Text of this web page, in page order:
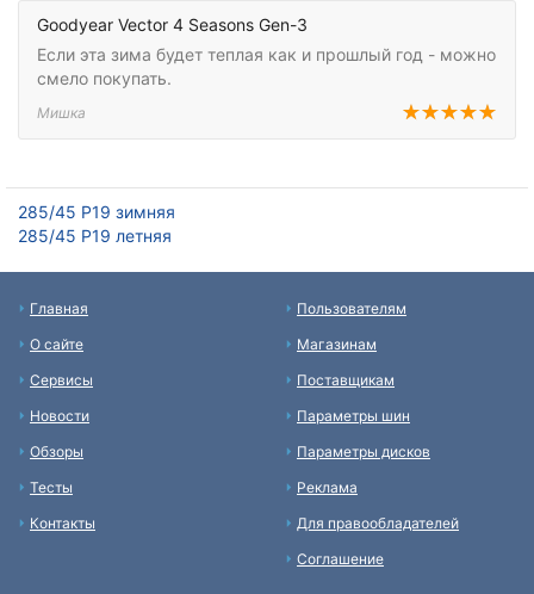
Goodyear Vector 4 Seasons Gen-3
Если эта зима будет теплая как и прошлый год - можно
смело покупать.
Мишка
285/45 Р19 зимняя
285/45 Р19 летняя
Главная
О сайте
Сервисы
Новости
Обзоры
Тесты
Контакты
Пользователям
Магазинам
Поставщикам
Параметры шин
Параметры дисков
Реклама
Для правообладателей
Соглашение